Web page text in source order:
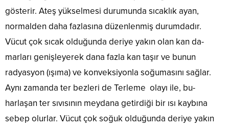
gösterir. Ateş yükselmesi duru­munda sıcaklık ayan,
normalden daha faz­lasına düzenlenmiş durumdadır.
Vücut çok sıcak olduğunda deriye yakın olan kan da­
marları genişleyerek dana fazla kan taşır ve bunun
radyasyon (ışıma) ve konveksiyonla soğumasını sağlar.
Aynı zamanda ter bezleri de Terleme olayı ile, bu­
harlaşan ter sıvısının meydana getirdiği bir ısı kaybına
sebep olurlar. Vücut çok soğuk olduğunda deriye yakın
fiziksel
büyümeyi
etkileyen
hormon
en çok
uyku
esnasında
salgılanmaktadır.
Bu
açıdan
düzenli
uyku
rastlanan
ana
sorunlardan
bir
Ölüm
nedenleri
arasında
da
dünyada
oldukça
ön
vitamini
her
Yaşlanmak
kadınların
en
kabusu
oluyor.
Oysaki
güzel
yaş
almak
sürekli
olan